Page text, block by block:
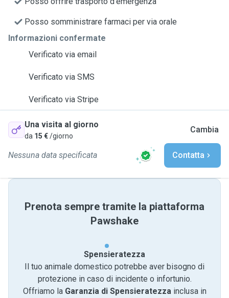
Posso somministrare farmaci per via orale
Informazioni confermate
Verificato via email
Verificato via SMS
Verificato via Stripe
Una visita al giorno
da 15 €/giorno
Cambia
Nessuna data specificata Contatta
Prenota sempre tramite la piattaforma
Pawshake
Spensieratezza
Il tuo animale domestico potrebbe aver bisogno di
protezione in caso di incidente o infortunio.
Offriamo la Garanzia di Spensieratezzainclusa in